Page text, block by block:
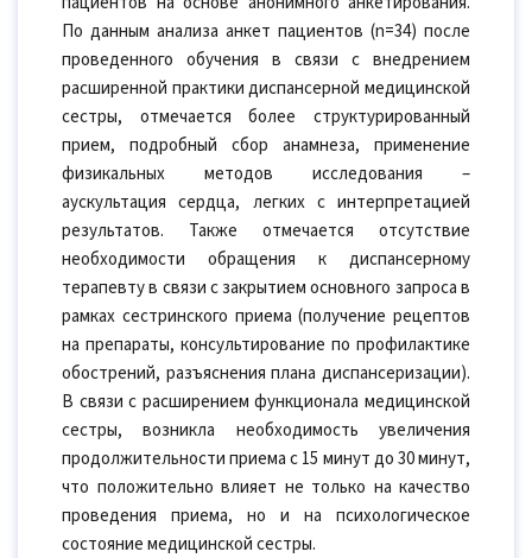
По данным анализа анкет пациентов (n=34) после
проведенного обучения в связи с внедрением
расширенной практики диспансерной медицинской
сестры, отмечается более структурированный
прием, подробный сбор анамнеза, применение
физикальных методов исследования –
аускультация сердца, легких с интерпретацией
результатов. Также отмечается отсутствие
необходимости обращения к диспансерному
терапевту в связи с закрытием основного запроса в
рамках сестринского приема (получение рецептов
на препараты, консультирование по профилактике
обострений, разъяснения плана диспансеризации).
В связи с расширением функционала медицинской
сестры, возникла необходимость увеличения
продолжительности приема с 15 минут до 30 минут,
что положительно влияет не только на качество
проведения приема, но и на психологическое
состояние медицинской сестры.